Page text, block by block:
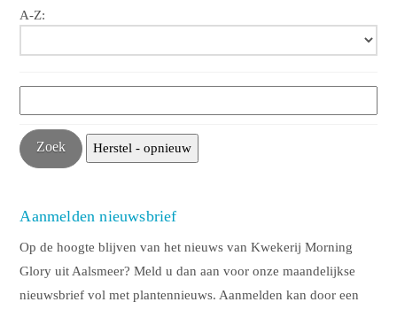
A-Z:
Aanmelden nieuwsbrief
Op de hoogte blijven van het nieuws van Kwekerij Morning
Glory uit Aalsmeer? Meld u dan aan voor onze maandelijkse
nieuwsbrief vol met plantennieuws. Aanmelden kan door een